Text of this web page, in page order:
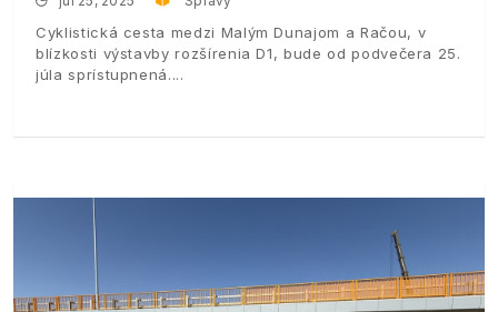
Cyklistická cesta medzi Malým Dunajom a Račou, v
blízkosti výstavby rozšírenia D1, bude od podvečera 25.
júla sprístupnená.